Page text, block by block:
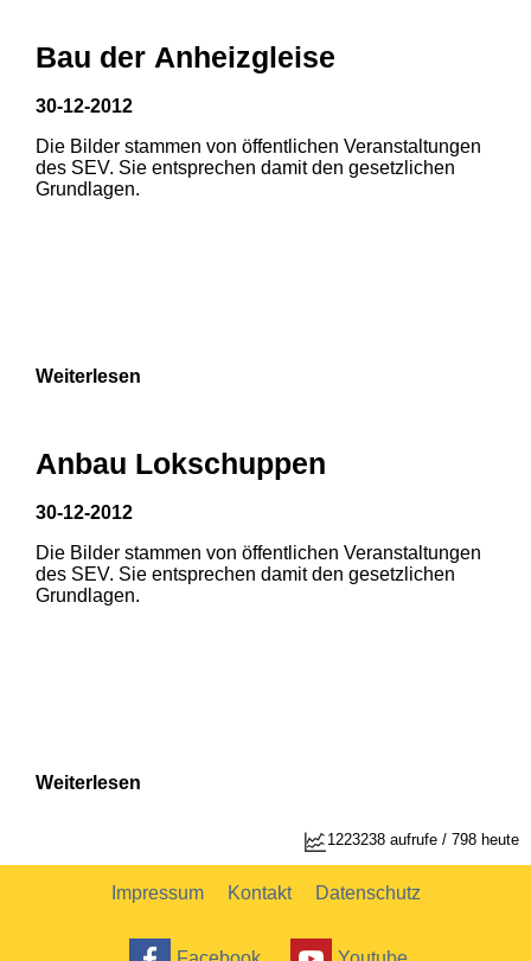
1 2
Bau der Anheizgleise
30-12-2012
Die Bilder stammen von öffentlichen Veranstaltungen
des SEV. Sie entsprechen damit den gesetzlichen
Grundlagen.
Weiterlesen
Anbau Lokschuppen
30-12-2012
Die Bilder stammen von öffentlichen Veranstaltungen
des SEV. Sie entsprechen damit den gesetzlichen
Grundlagen.
Weiterlesen
1223238 aufrufe / 798 heute
Impressum Kontakt Datenschutz